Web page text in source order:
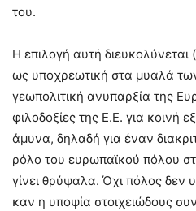
του.
Η επιλογή αυτή διευκολύνεται
ως υποχρεωτική στα μυαλά
γεωπολιτική ανυπαρξία της
φιλοδοξίες της Ε.Ε. για κοινή
άμυνα, δηλαδή για έναν
ρόλο του ευρωπαϊκού πόλου
γίνει θρύψαλα. Όχι πόλος δεν
καν η υποψία στοιχειώδους